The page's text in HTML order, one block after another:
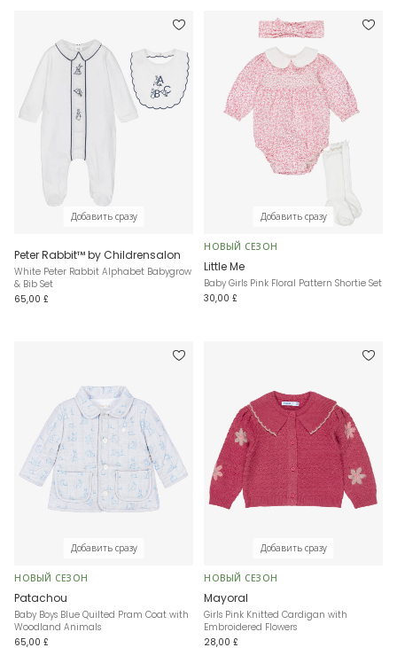
Добавить сразу
Peter Rabbit™ by Childrensalon
White Peter Rabbit Alphabet Babygrow
& Bib Set
65,00 £
Добавить сразу
НОВЫЙ СЕЗОН
Little Me
Baby Girls Pink Floral Pattern Shortie Set
30,00 £
Добавить сразу
НОВЫЙ СЕЗОН
Patachou
Baby Boys Blue Quilted Pram Coat with
Woodland Animals
65,00 £
Добавить сразу
НОВЫЙ СЕЗОН
Mayoral
Girls Pink Knitted Cardigan with
Embroidered Flowers
28,00 £